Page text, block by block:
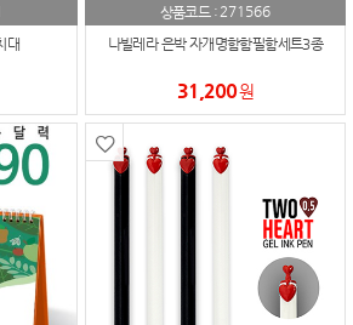
대
상품코드 :271566
나빌레라 은박 자개명함함필함세트3종
31,200원